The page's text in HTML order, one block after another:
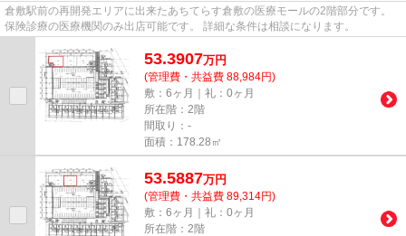
倉敷駅前の再開発エリアに出来たあちてらす倉敷の医療モールの2階部分です。
保険診療の医療機関のみ出店可能です。 詳細な条件は相談になります。
53.3907万円
(管理費・共益費 88,984円)
敷：6ヶ月｜礼：0ヶ月
所在階：2階
間取り：-
面積：178.28㎡
53.5887万円
(管理費・共益費 89,314円)
敷：6ヶ月｜礼：0ヶ月
所在階：2階